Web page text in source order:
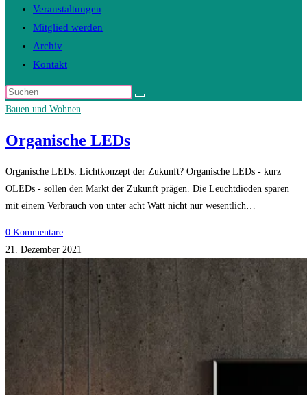
Veranstaltungen
Mitglied werden
Archiv
Kontakt
Diese
Website
Bauen und Wohnen
Organische LEDs
Organische LEDs: Lichtkonzept der Zukunft? Organische LEDs - kurz
OLEDs - sollen den Markt der Zukunft prägen. Die Leuchtdioden sparen
mit einem Verbrauch von unter acht Watt nicht nur wesentlich…
0 Kommentare
21. Dezember 2021